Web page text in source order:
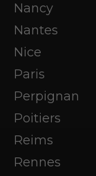
Nancy
Nantes
Nice
Paris
Perpignan
Poitiers
Reims
Rennes